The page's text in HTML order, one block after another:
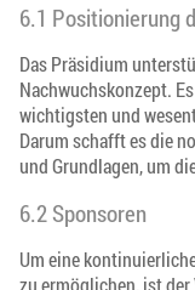
6.1 Positionierung
Das Präsidium
Nachwuchskonzept.
wichtigsten und
Darum schafft es die
und Grundlagen, um
6.2 Sponsoren
Um eine
zu ermöglichen, ist